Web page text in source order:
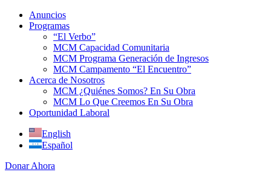
Anuncios
Programas
“El Verbo”
MCM Capacidad Comunitaria
MCM Programa Generación de Ingresos
MCM Campamento “El Encuentro”
Acerca de Nosotros
MCM ¿Quiénes Somos? En Su Obra
MCM Lo Que Creemos En Su Obra
Oportunidad Laboral
English
Español
Donar Ahora